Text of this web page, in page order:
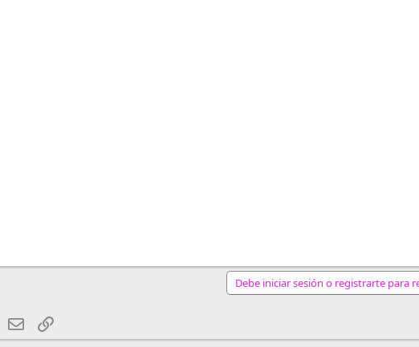
Debe iniciar sesión o registrarte para
EmailEnlace